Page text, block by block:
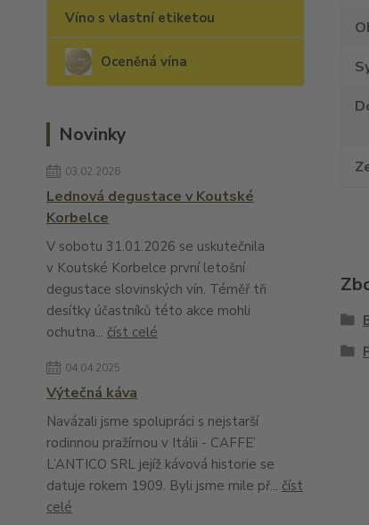
Víno s vlastní etiketou
Oceněná vína
Novinky
03.02.2026
Lednová degustace v Koutské
Korbelce
V sobotu 31.01.2026 se uskutečnila
v Koutské Korbelce první letošní
degustace slovinských vín. Téměř tři
desítky účastníků této akce mohli
ochutna... číst celé
04.04.2025
Výtečná káva
Navázali jsme spolupráci s nejstarší
rodinnou pražírnou v Itálii - CAFFE’
L’ANTICO SRL jejíž kávová historie se
datuje rokem 1909. Byli jsme mile př... číst
celé